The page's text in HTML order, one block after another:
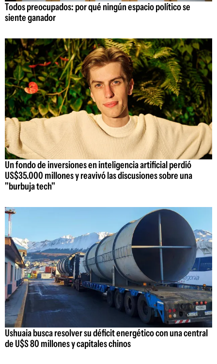
Todos preocupados: por qué ningún espacio político se
siente ganador
Un fondo de inversiones en inteligencia artificial perdió
US$35.000 millones y reavivó las discusiones sobre una
"burbuja tech"
Ushuaia busca resolver su déficit energético con una central
de U$S 80 millones y capitales chinos